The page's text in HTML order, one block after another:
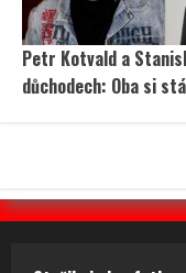
Petr Kotvald a
důchodech: Oba si